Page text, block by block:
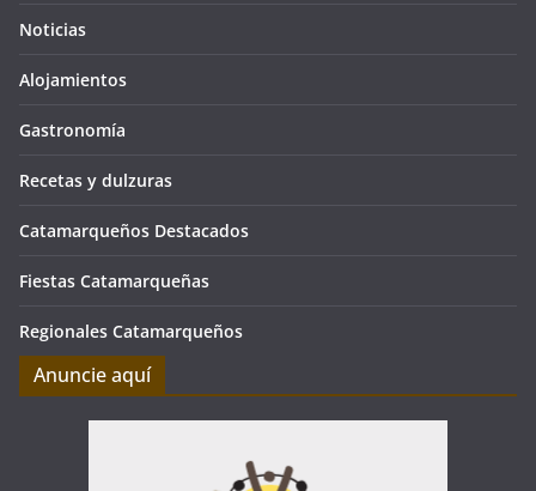
Noticias
Alojamientos
Gastronomía
Recetas y dulzuras
Catamarqueños Destacados
Fiestas Catamarqueñas
Regionales Catamarqueños
Anuncie aquí